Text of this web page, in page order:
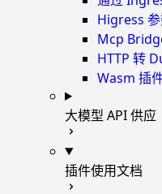
Higress
Mcp
HTTP 转
Wasm 插
大模型 API 供应
插件使用文档